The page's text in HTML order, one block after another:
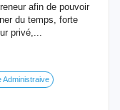
afin de pouvoir
du temps, forte
privé,...
Administraive